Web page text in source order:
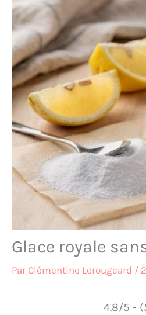
Glace royale
Par Clémentine Lerougeard /
4.8/5 -